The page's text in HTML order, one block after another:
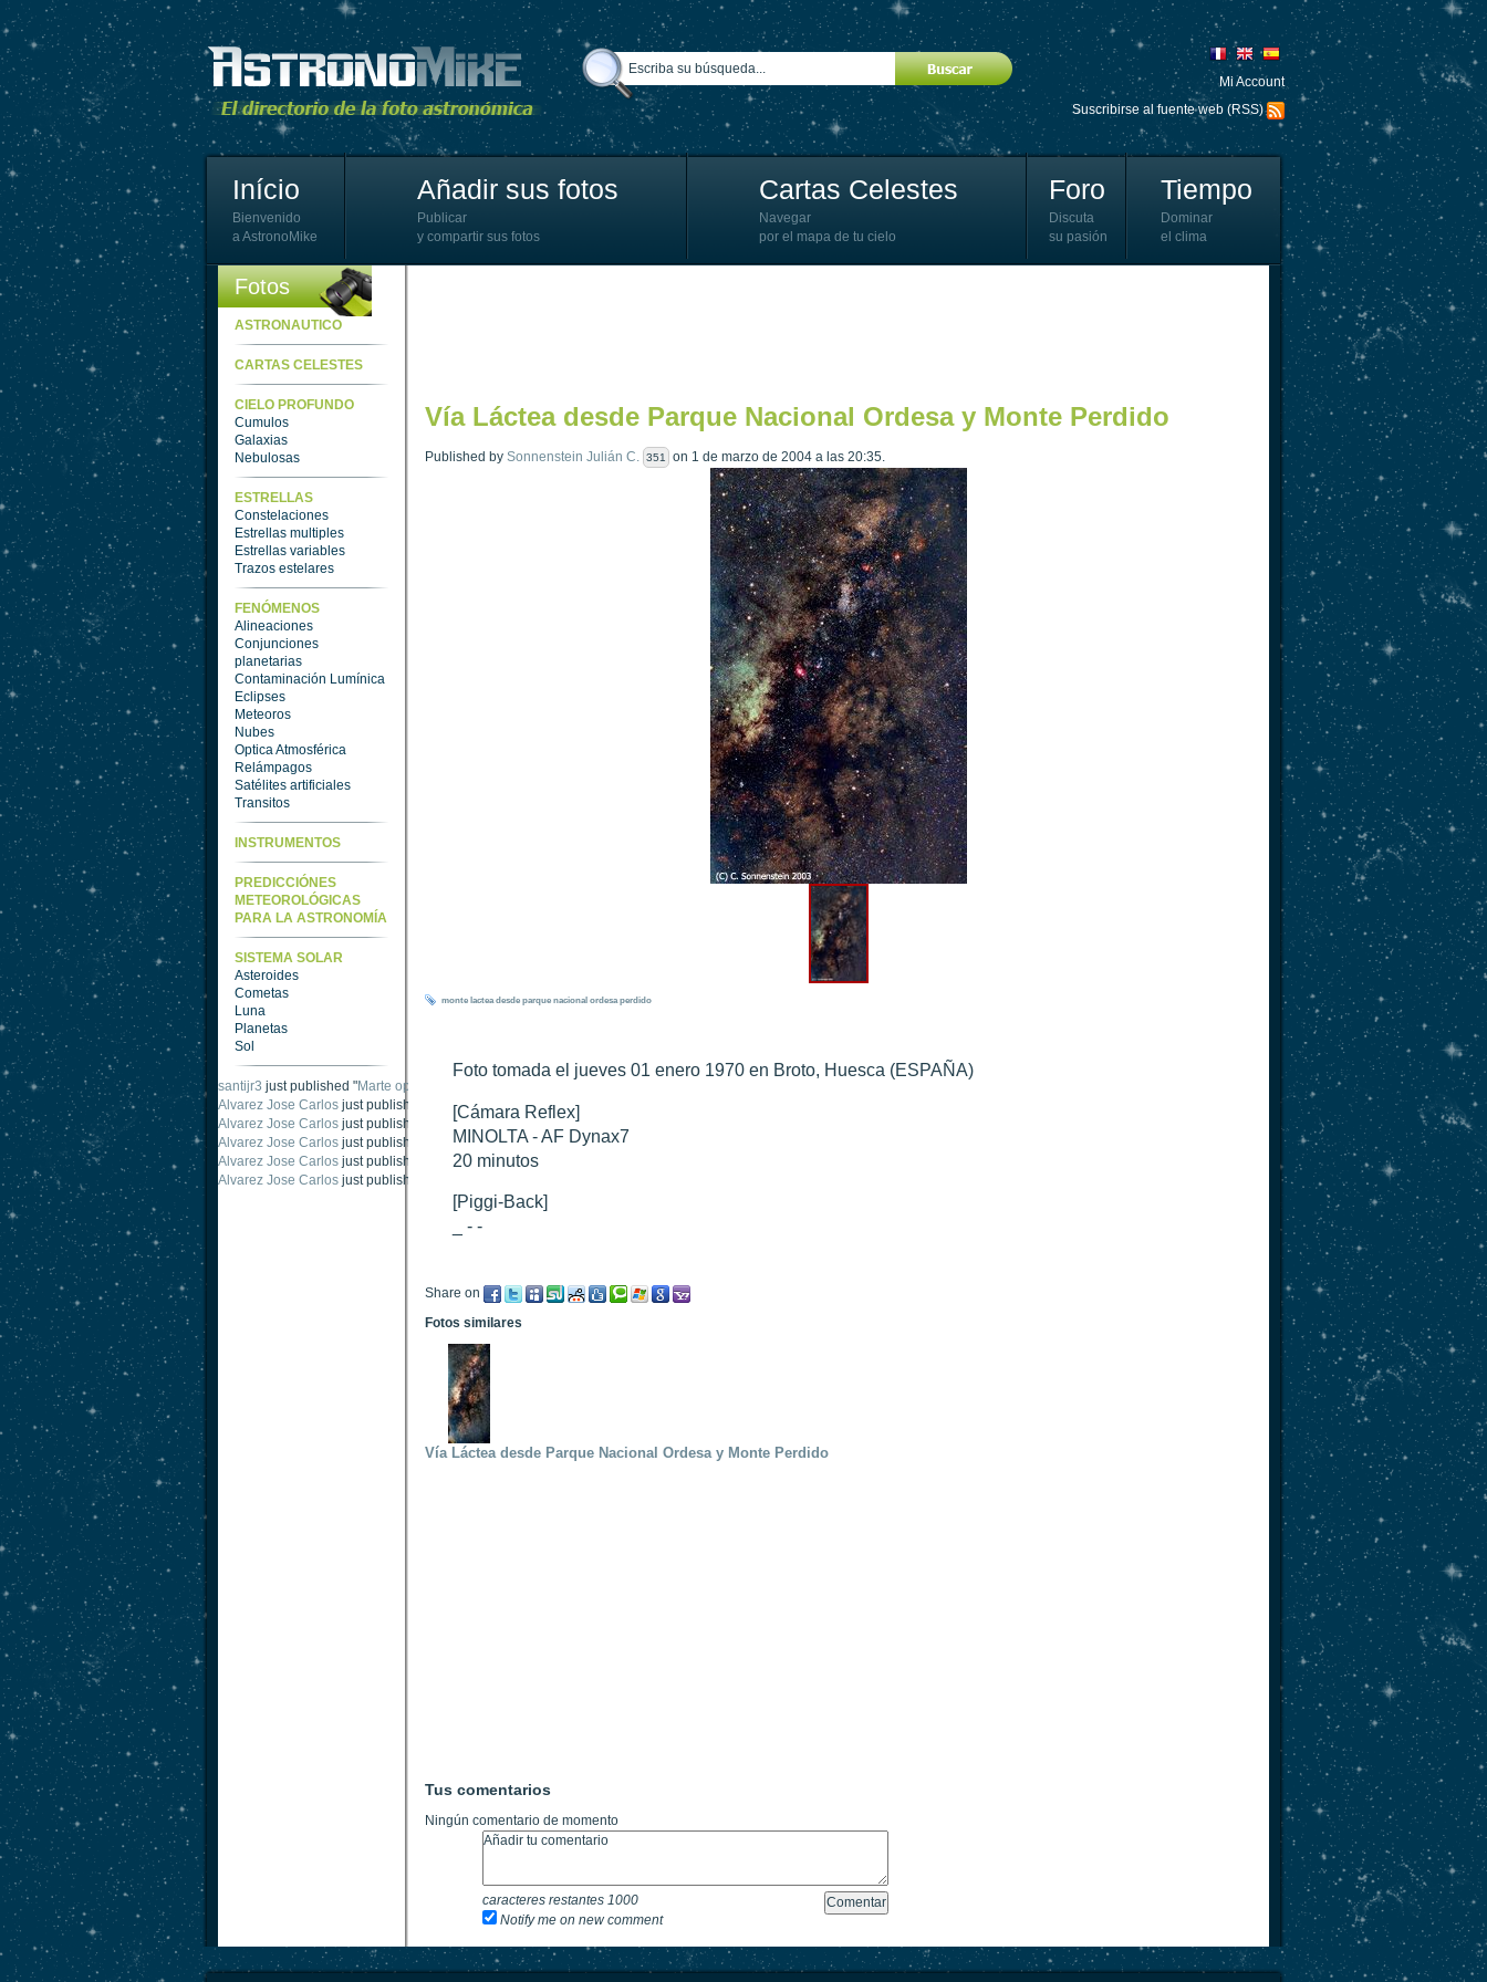
Mi Account
Suscribirse al fuente web (RSS)
Início
Bienvenido
a AstronoMike
Añadir sus fotos
Publicar
y compartir sus fotos
Cartas Celestes
Navegar
por el mapa de tu cielo
Foro
Discuta
su pasión
Tiempo
Dominar
el clima
Fotos
ASTRONAUTICO
CARTAS CELESTES
CIELO PROFUNDO
Cumulos
Galaxias
Nebulosas
ESTRELLAS
Constelaciones
Estrellas multiples
Estrellas variables
Trazos estelares
FENÓMENOS
Alineaciones
Conjunciones
planetarias
Contaminación Lumínica
Eclipses
Meteoros
Nubes
Optica Atmosférica
Relámpagos
Satélites artificiales
Transitos
INSTRUMENTOS
PREDICCIÓNES
METEOROLÓGICAS
PARA LA ASTRONOMÍA
SISTEMA SOLAR
Asteroides
Cometas
Luna
Planetas
Sol
santijr3 just published "Marte oposición 2020
Alvarez Jose Carlos just published " Saturno 20 noviembre 2003
Alvarez Jose Carlos just published " Júpiter 2010
Alvarez Jose Carlos just published " Oposición Marte 30 de octubre 2020
Alvarez Jose Carlos just published " Oposición Marte 28 Octubre 2020
Alvarez Jose Carlos just published "
Vía Láctea desde Parque Nacional Ordesa y Monte Perdido
Published by Sonnenstein Julián C. 351 on 1 de marzo de 2004 a las 20:35.
monte lactea desde parque nacional ordesa perdido
Foto tomada el jueves 01 enero 1970 en Broto, Huesca (ESPAÑA)
[Cámara Reflex]
MINOLTA - AF Dynax7
20 minutos
[Piggi-Back]
_ - -
Share on
Fotos similares
Vía Láctea desde Parque Nacional Ordesa y Monte Perdido
Tus comentarios
Ningún comentario de momento
caracteres restantes 1000
Notify me on new comment